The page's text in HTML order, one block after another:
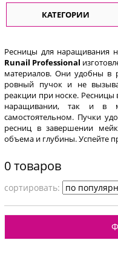
КАТЕГОРИИ
Ресницы для наращивания
Runail Professional
материалов. Они удобны в
ровный пучок и не
реакции при носке.
наращивании, так и в
самостоятельном. Пучки
ресниц в завершении
объема и глубины. Успейте
0 товаров
cортировать: